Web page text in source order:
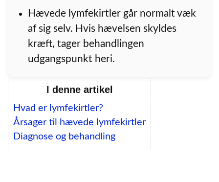
Hævede lymfekirtler går normalt væk
af sig selv. Hvis hævelsen skyldes
kræft, tager behandlingen
udgangspunkt heri.
I denne artikel
Hvad er lymfekirtler?
Årsager til hævede lymfekirtler
Diagnose og behandling